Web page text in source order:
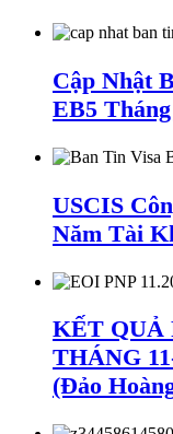
Cập Nhật
EB5
USCIS
Năm Tài
KẾT QUẢ
THÁNG
(Đảo